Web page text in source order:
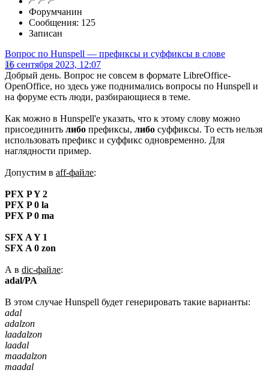
Форумчанин
Сообщения: 125
Записан
Вопрос по Hunspell — префиксы и суффиксы в слове
16 сентября 2023, 12:07
Добрый день. Вопрос не совсем в формате LibreOffice-
OpenOffice, но здесь уже поднимались вопросы по Hunspell и
на форуме есть люди, разбирающиеся в теме.
Как можно в Hunspell'е указать, что к этому слову можно
присоединить либо префиксы, либо суффиксы. То есть нельзя
использовать префикс и суффикс одновременно. Для
наглядности пример.
Допустим в aff-файле:
PFX P Y 2
PFX P 0 la
PFX P 0 ma
SFX A Y 1
SFX A 0 zon
А в dic-файле:
adal/PA
В этом случае Hunspell будет генерировать такие варианты:
adal
adalzon
laadalzon
laadal
maadalzon
maadal